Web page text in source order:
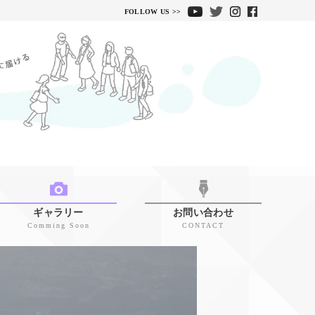
FOLLOW US >>
ギャラリー
Comming Soon
お問い合わせ
CONTACT